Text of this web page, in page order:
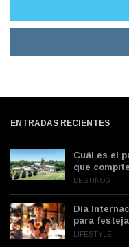
ENTRADAS RECIENTES
Cuál es el
que
DESTINOS
Día
para
LIFESTYLE